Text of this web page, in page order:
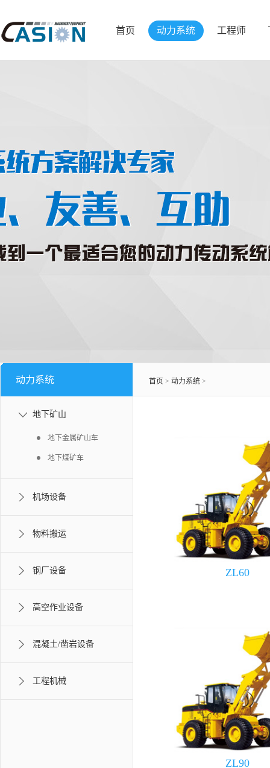
首页 动力系统 工程师
动力系统
地下矿山
地下金属矿山车
地下煤矿车
机场设备
物料搬运
钢厂设备
高空作业设备
混凝土/凿岩设备
工程机械
首页 > 动力系统 >
ZL60
ZL90